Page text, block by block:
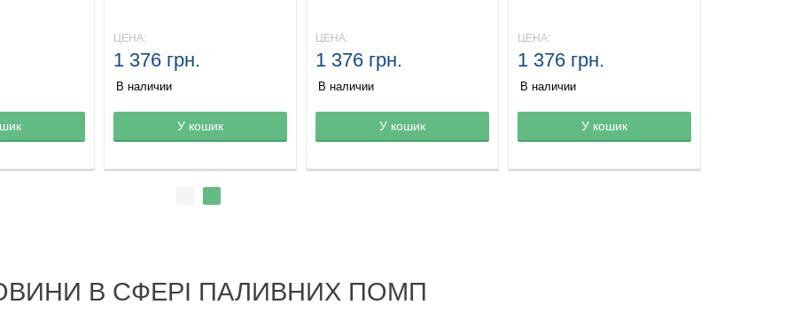
Товар в корзине
ЦЕНА:
1 376 грн.
В наличии
У кошик Товар в корзине
ЦЕНА:
1 376 грн.
В наличии
У кошик Товар в корзине
ЦЕНА:
1 376 грн.
В наличии
У кошик
В СФЕРІ ПАЛИВНИХ ПОМП